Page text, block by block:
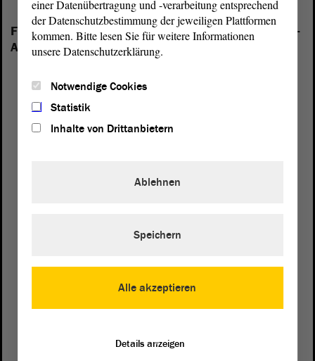
Folgende Fraktionen sind im Landtag von Sachsen-
Anhalt vertreten:
einer Datenübertragung und -verarbeitung entsprechend
der Datenschutzbestimmung der jeweiligen Plattformen
kommen. Bitte lesen Sie für weitere Informationen
unsere Datenschutzerklärung.
Notwendige Cookies
Statistik
Inhalte von Drittanbietern
Alle akzeptieren
Ablehnen
Speichern
Details anzeigen